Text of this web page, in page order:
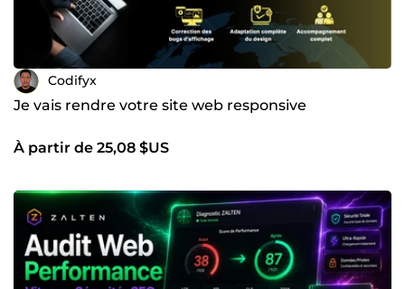
Codifyx
Je vais rendre votre site web responsive
À partir de 25,08 $US